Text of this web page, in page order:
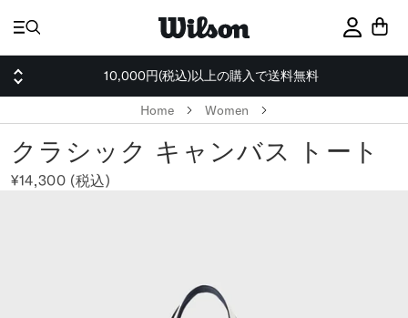
10,000円(税込)以上の購入で送料無料
サイン
Home Women
クラシック キャンバス トート
¥14,300 (税込)